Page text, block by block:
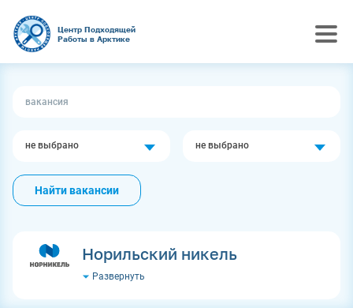
Центр Подходящей
Работы в Арктике
не выбрано не выбрано
Найти вакансии
Норильский никель
Развернуть